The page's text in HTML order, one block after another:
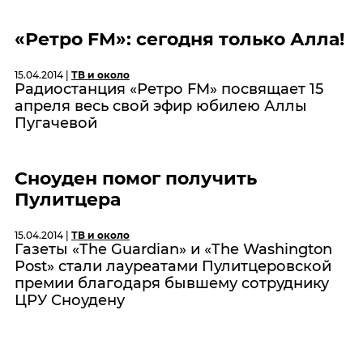
«Ретро FM»: сегодня только Алла!
15.04.2014 | ТВ и около
Радиостанция «Ретро FM» посвящает 15
апреля весь свой эфир юбилею Аллы
Пугачевой
Сноуден помог получить
Пулитцера
15.04.2014 | ТВ и около
Газеты «The Guardian» и «The Washington
Post» стали лауреатами Пулитцеровской
премии благодаря бывшему сотруднику
ЦРУ Сноудену